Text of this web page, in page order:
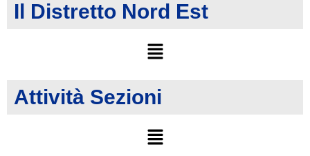
Il Distretto Nord Est
Attività Sezioni